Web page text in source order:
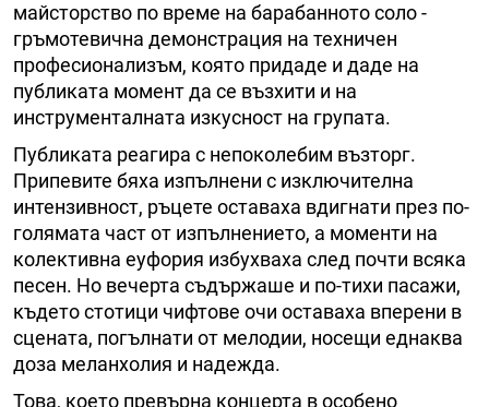
майсторство по време на барабанното соло -
гръмотевична демонстрация на техничен
професионализъм, която придаде и даде на
публиката момент да се възхити и на
инструменталната изкусност на групата.
Публиката реагира с непоколебим възторг.
Припевите бяха изпълнени с изключителна
интензивност, ръцете оставаха вдигнати през по-
голямата част от изпълнението, а моменти на
колективна еуфория избухваха след почти всяка
песен. Но вечерта съдържаше и по-тихи пасажи,
където стотици чифтове очи оставаха вперени в
сцената, погълнати от мелодии, носещи еднаква
доза меланхолия и надежда.
Това, което превърна концерта в особено